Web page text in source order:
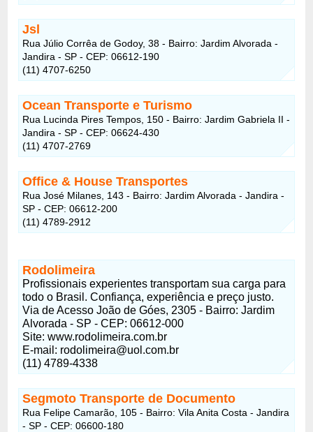
Jsl
Rua Júlio Corrêa de Godoy, 38 - Bairro: Jardim Alvorada -
Jandira - SP - CEP: 06612-190
(11) 4707-6250
Ocean Transporte e Turismo
Rua Lucinda Pires Tempos, 150 - Bairro: Jardim Gabriela II -
Jandira - SP - CEP: 06624-430
(11) 4707-2769
Office & House Transportes
Rua José Milanes, 143 - Bairro: Jardim Alvorada - Jandira -
SP - CEP: 06612-200
(11) 4789-2912
Rodolimeira
Profissionais experientes transportam sua carga para
todo o Brasil. Confiança, experiência e preço justo.
Via de Acesso João de Góes, 2305 - Bairro: Jardim
Alvorada - SP - CEP: 06612-000
Site: www.rodolimeira.com.br
E-mail: rodolimeira@uol.com.br
(11) 4789-4338
Segmoto Transporte de Documento
Rua Felipe Camarão, 105 - Bairro: Vila Anita Costa - Jandira
- SP - CEP: 06600-180